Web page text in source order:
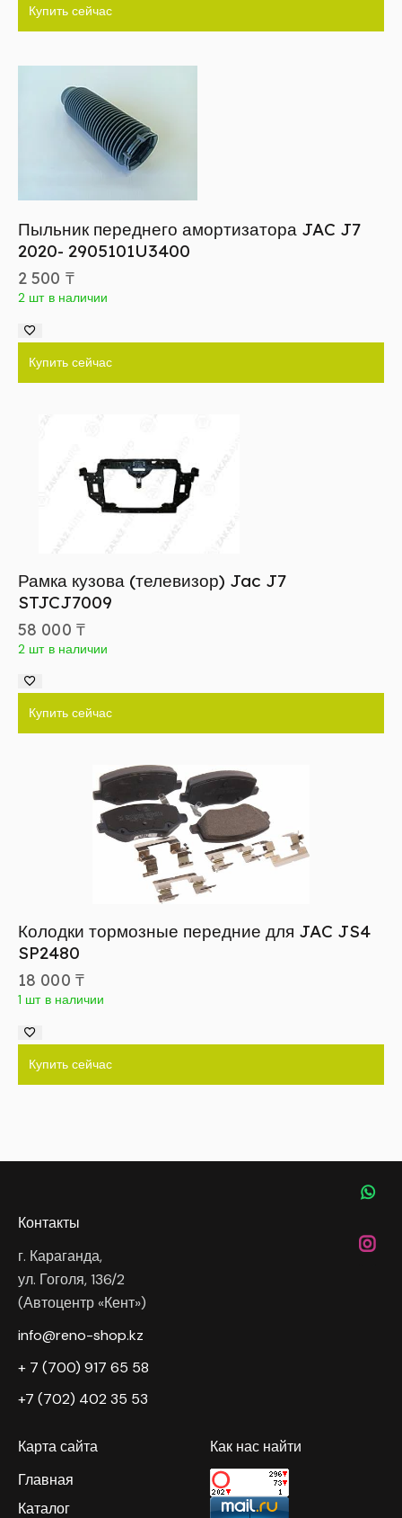
Купить сейчас
Пыльник переднего амортизатора JAC J7
2020- 2905101U3400
2 500 ₸
2 шт в наличии
Купить сейчас
Рамка кузова (телевизор) Jac J7
STJCJ7009
58 000 ₸
2 шт в наличии
Купить сейчас
Колодки тормозные передние для JAC JS4
SP2480
18 000 ₸
1 шт в наличии
Купить сейчас
Контакты
г. Караганда,
ул. Гоголя, 136/2
(Автоцентр «Кент»)
info@reno-shop.kz
+ 7 (700) 917 65 58
+7 (702) 402 35 53
Карта сайта
Главная
Каталог
Как нас найти